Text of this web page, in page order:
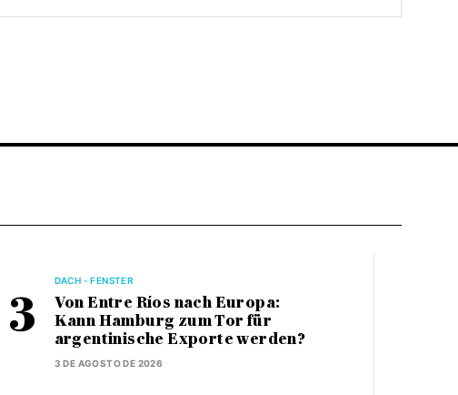
DACH - FENSTER
Von Entre Ríos nach Europa:
Kann Hamburg zum Tor für
argentinische Exporte werden?
3 DE AGOSTO DE 2026